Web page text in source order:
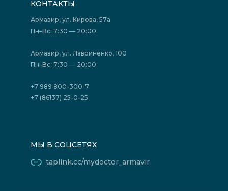
Лицензии
Фотогалерея
Политика конфиденциальности
Акции
Подготовка к сдаче анализов
Акции
Отзывы
Государственные программы
Юридическим лицам
КОНТАКТЫ
Армавир, ул. Кирова, 57а
Пн–Вс: 7:30 — 20:00
Армавир, ул. Лавриненко, 100
Пн–Вс: 7:30 — 20:00
+7 989 800-300-7
+7 (86137) 25-0-25
МЫ В СОЦСЕТЯХ
taplink.cc/mydoctor_armavir